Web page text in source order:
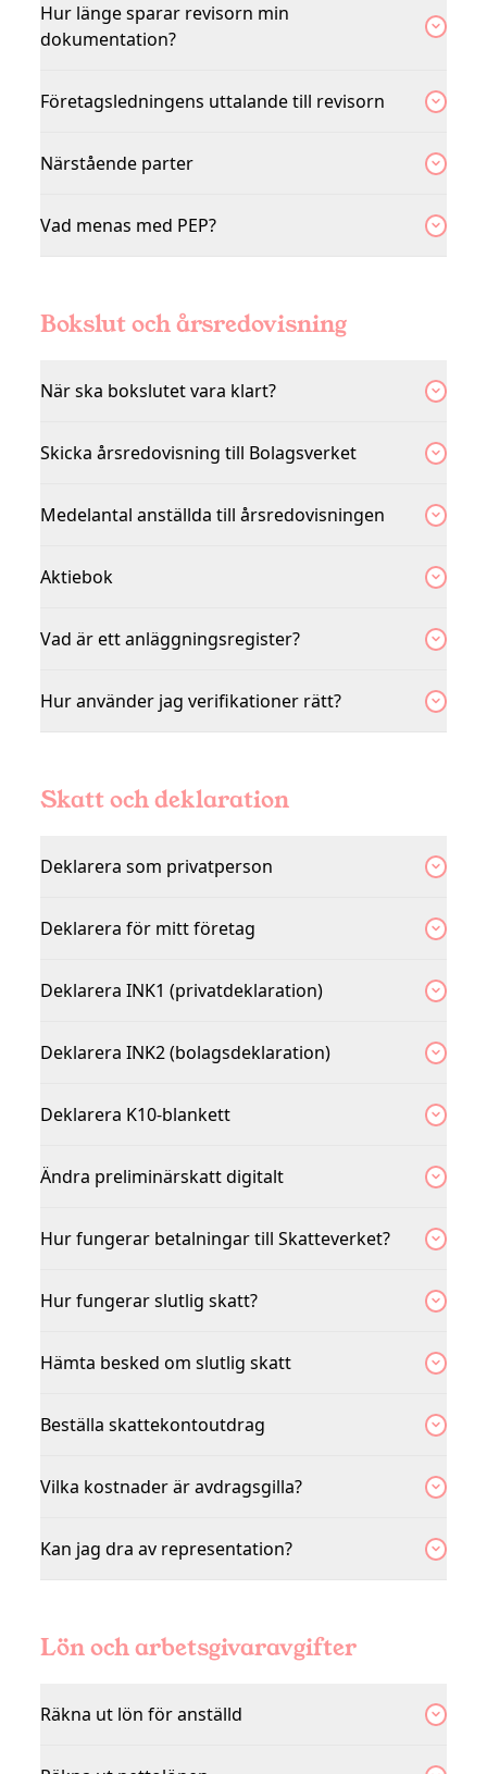
Hur länge sparar revisorn min
dokumentation?
Företagsledningens uttalande till revisorn
Närstående parter
Vad menas med PEP?
Bokslut och årsredovisning
När ska bokslutet vara klart?
Skicka årsredovisning till Bolagsverket
Medelantal anställda till årsredovisningen
Aktiebok
Vad är ett anläggningsregister?
Hur använder jag verifikationer rätt?
Skatt och deklaration
Deklarera som privatperson
Deklarera för mitt företag
Deklarera INK1 (privatdeklaration)
Deklarera INK2 (bolagsdeklaration)
Deklarera K10-blankett
Ändra preliminärskatt digitalt
Hur fungerar betalningar till Skatteverket?
Hur fungerar slutlig skatt?
Hämta besked om slutlig skatt
Beställa skattekontoutdrag
Vilka kostnader är avdragsgilla?
Kan jag dra av representation?
Lön och arbetsgivaravgifter
Räkna ut lön för anställd